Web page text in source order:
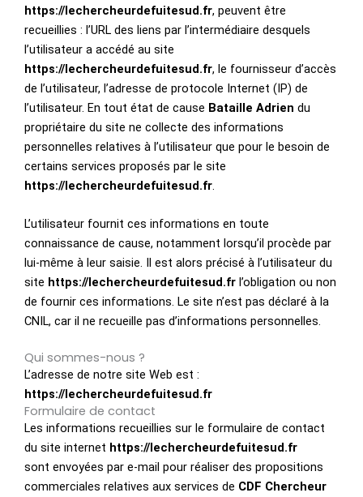
https://lechercheurdefuitesud.fr, peuvent être
recueillies : l’URL des liens par l’intermédiaire desquels
l’utilisateur a accédé au site
https://lechercheurdefuitesud.fr, le fournisseur d’accès
de l’utilisateur, l’adresse de protocole Internet (IP) de
l’utilisateur. En tout état de cause Bataille Adrien du
propriétaire du site ne collecte des informations
personnelles relatives à l’utilisateur que pour le besoin de
certains services proposés par le site
https://lechercheurdefuitesud.fr.
L’utilisateur fournit ces informations en toute
connaissance de cause, notamment lorsqu’il procède par
lui-même à leur saisie. Il est alors précisé à l’utilisateur du
site https://lechercheurdefuitesud.fr l’obligation ou non
de fournir ces informations. Le site n’est pas déclaré à la
CNIL, car il ne recueille pas d’informations personnelles.
Qui sommes-nous ?
L’adresse de notre site Web est :
https://lechercheurdefuitesud.fr
Formulaire de contact
Les informations recueillies sur le formulaire de contact
du site internet https://lechercheurdefuitesud.fr
sont envoyées par e-mail pour réaliser des propositions
commerciales relatives aux services de CDF Chercheur